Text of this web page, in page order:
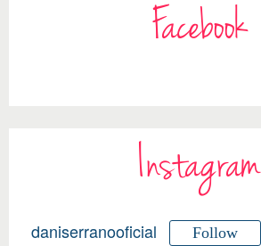
Facebook
Instagram
daniserranooficial Follow